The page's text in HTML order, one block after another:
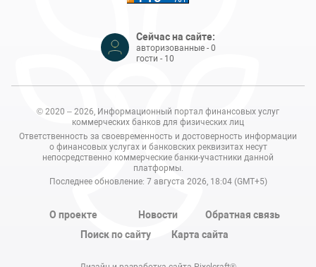
Сейчас на сайте:
авторизованные - 0
гости - 10
© 2020 – 2026, Информационный портал финансовых услуг
коммерческих банков для физических лиц
Ответственность за своевременность и достоверность информации
о финансовых услугах и банковских реквизитах несут
непосредственно коммерческие банки-участники данной
платформы.
Последнее обновление: 7 августа 2026, 18:04 (GMT+5)
О проекте Новости
Обратная связь
Поиск по сайту
Карта сайта